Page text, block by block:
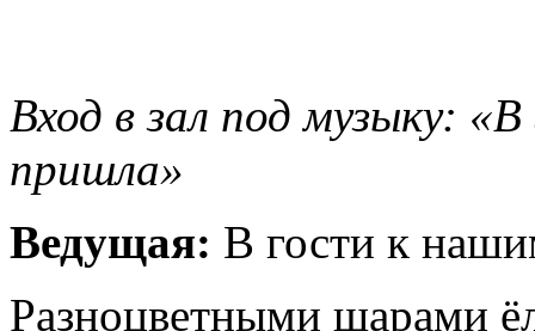
Вход в зал под музыку:
пришла»
Ведущая: В гости к
Разноцветными шарами